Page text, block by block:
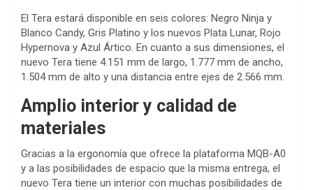
El Tera estará disponible en seis colores: Negro Ninja y
Blanco Candy, Gris Platino y los nuevos Plata Lunar, Rojo
Hypernova y Azul Ártico. En cuanto a sus dimensiones, el
nuevo Tera tiene 4.151 mm de largo, 1.777 mm de ancho,
1.504 mm de alto y una distancia entre ejes de 2.566 mm.
Amplio interior y calidad de
materiales
Gracias a la ergonomía que ofrece la plataforma MQB-A0
y a las posibilidades de espacio que la misma entrega, el
nuevo Tera tiene un interior con muchas posibilidades de